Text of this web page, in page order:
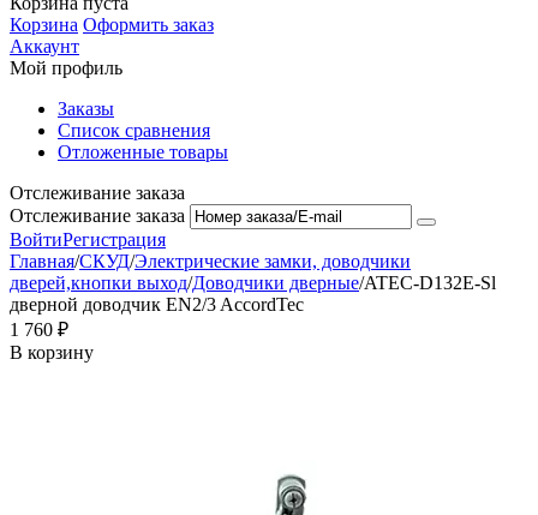
Корзина Оформить заказ
Аккаунт
Мой профиль
Заказы
Список сравнения
Отложенные товары
Отслеживание заказа
Отслеживание заказа
ВойтиРегистрация
Главная/СКУД/Электрические замки, доводчики
дверей,кнопки выход/Доводчики дверные/ATEC-D132E-Sl
дверной доводчик EN2/3 AccordTec
1 760 ₽
В корзину